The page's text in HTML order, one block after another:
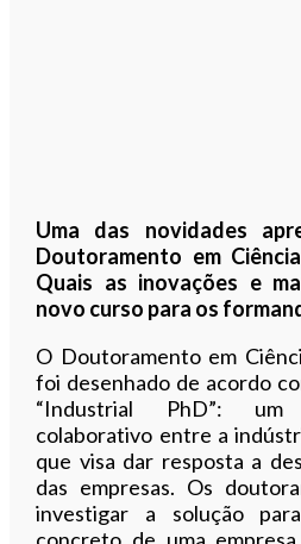
Uma das novidades
Doutoramento em
Quais as inovações e
novo curso para os
O Doutoramento em
foi desenhado de acordo
“Industrial PhD”: um
colaborativo entre a
que visa dar resposta a
das empresas. Os
investigar a solução